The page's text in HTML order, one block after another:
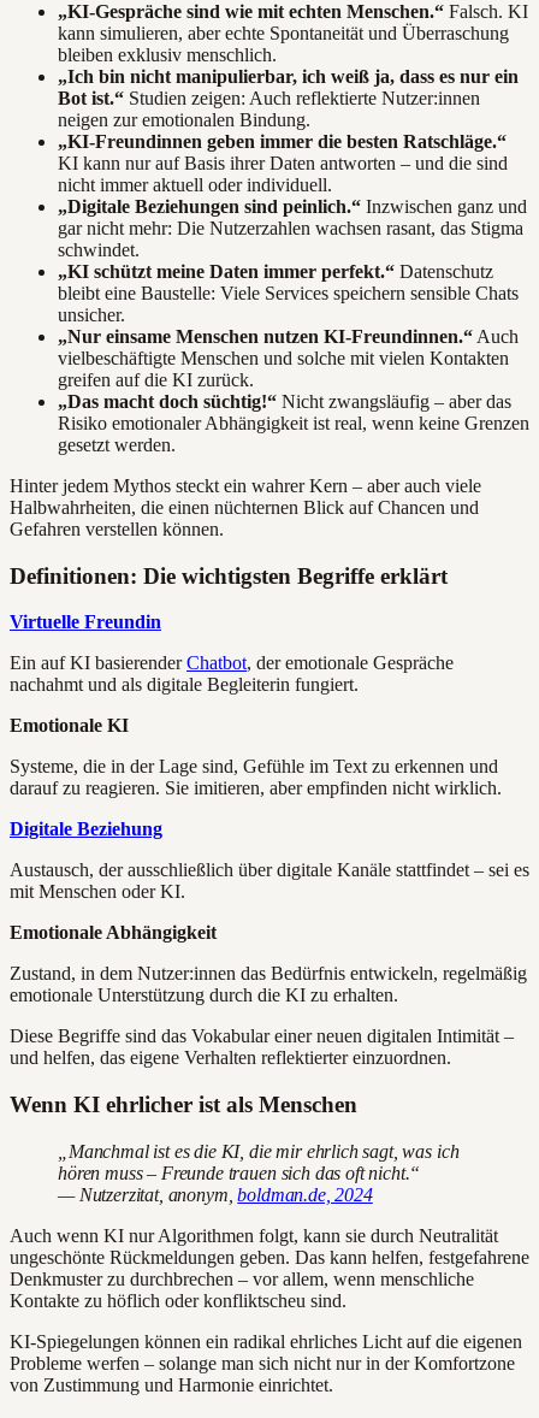
„KI-Gespräche sind wie mit echten Menschen.“ Falsch. KI
kann simulieren, aber echte Spontaneität und Überraschung
bleiben exklusiv menschlich.
„Ich bin nicht manipulierbar, ich weiß ja, dass es nur ein
Bot ist.“ Studien zeigen: Auch reflektierte Nutzer:innen
neigen zur emotionalen Bindung.
„KI-Freundinnen geben immer die besten Ratschläge.“
KI kann nur auf Basis ihrer Daten antworten – und die sind
nicht immer aktuell oder individuell.
„Digitale Beziehungen sind peinlich.“ Inzwischen ganz und
gar nicht mehr: Die Nutzerzahlen wachsen rasant, das Stigma
schwindet.
„KI schützt meine Daten immer perfekt.“ Datenschutz
bleibt eine Baustelle: Viele Services speichern sensible Chats
unsicher.
„Nur einsame Menschen nutzen KI-Freundinnen.“ Auch
vielbeschäftigte Menschen und solche mit vielen Kontakten
greifen auf die KI zurück.
„Das macht doch süchtig!“ Nicht zwangsläufig – aber das
Risiko emotionaler Abhängigkeit ist real, wenn keine Grenzen
gesetzt werden.
Hinter jedem Mythos steckt ein wahrer Kern – aber auch viele
Halbwahrheiten, die einen nüchternen Blick auf Chancen und
Gefahren verstellen können.
Definitionen: Die wichtigsten Begriffe erklärt
Virtuelle Freundin
Ein auf KI basierenderChatbot, der emotionale Gespräche
nachahmt und als digitale Begleiterin fungiert.
Emotionale KI
Systeme, die in der Lage sind, Gefühle im Text zu erkennen und
darauf zu reagieren. Sie imitieren, aber empfinden nicht wirklich.
Digitale Beziehung
Austausch, der ausschließlich über digitale Kanäle stattfindet – sei es
mit Menschen oder KI.
Emotionale Abhängigkeit
Zustand, in dem Nutzer:innen das Bedürfnis entwickeln, regelmäßig
emotionale Unterstützung durch die KI zu erhalten.
Diese Begriffe sind das Vokabular einer neuen digitalen Intimität –
und helfen, das eigene Verhalten reflektierter einzuordnen.
Wenn KI ehrlicher ist als Menschen
„Manchmal ist es die KI, die mir ehrlich sagt, was ich
hören muss – Freunde trauen sich das oft nicht.“
— Nutzerzitat, anonym,boldman.de, 2024
Auch wenn KI nur Algorithmen folgt, kann sie durch Neutralität
ungeschönte Rückmeldungen geben. Das kann helfen, festgefahrene
Denkmuster zu durchbrechen – vor allem, wenn menschliche
Kontakte zu höflich oder konfliktscheu sind.
KI-Spiegelungen können ein radikal ehrliches Licht auf die eigenen
Probleme werfen – solange man sich nicht nur in der Komfortzone
von Zustimmung und Harmonie einrichtet.